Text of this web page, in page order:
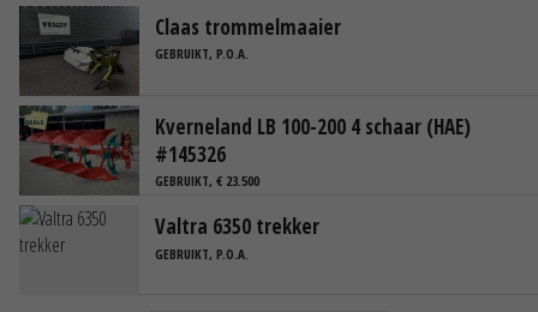
Claas trommelmaaier
GEBRUIKT, P.O.A.
Kverneland LB 100-200 4 schaar (HAE)
#145326
GEBRUIKT, € 23.500
Valtra 6350 trekker
GEBRUIKT, P.O.A.